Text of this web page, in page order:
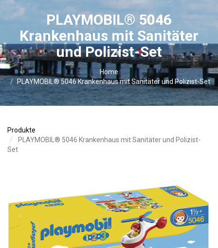
PLAYMOBIL® 5046
Krankenhaus mit Sanitäter
und Polizist-Set
Home
PLAYMOBIL® 5046 Krankenhaus mit Sanitäter und Polizist-Set
Produkte
PLAYMOBIL® 5046 Krankenhaus mit Sanitäter und Polizist-
Set